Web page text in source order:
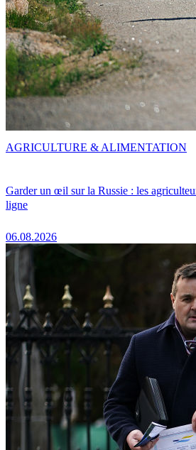
Garder un œil sur la Russie : les
ligne
06.08.2026
AGRICULTURE & ALIMENTATION